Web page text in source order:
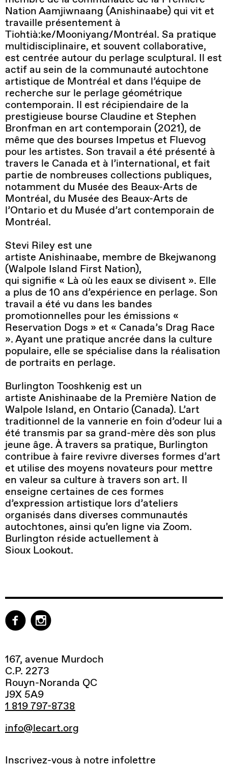
Nation Aamjiwnaang (Anishinaabe) qui vit et
travaille présentement à
Tiohtià:ke/Mooniyang/Montréal. Sa pratique
multidisciplinaire, et souvent collaborative,
est centrée autour du perlage sculptural. Il est
actif au sein de la communauté autochtone
artistique de Montréal et dans l’équipe de
recherche sur le perlage géométrique
contemporain. Il est récipiendaire de la
prestigieuse bourse Claudine et Stephen
Bronfman en art contemporain (2021), de
même que des bourses Impetus et Fluevog
pour les artistes. Son travail a été présenté à
travers le Canada et à l’international, et fait
partie de nombreuses collections publiques,
notamment du Musée des Beaux-Arts de
Montréal, du Musée des Beaux-Arts de
l’Ontario et du Musée d’art contemporain de
Montréal.
Stevi Riley est une
artiste Anishinaabe, membre de Bkejwanong
(Walpole Island First Nation),
qui signifie « Là où les eaux se divisent ». Elle
a plus de 10 ans d’expérience en perlage. Son
travail a été vu dans les bandes
promotionnelles pour les émissions «
Reservation Dogs » et « Canada’s Drag Race
». Ayant une pratique ancrée dans la culture
populaire, elle se spécialise dans la réalisation
de portraits en perlage.
Burlington Tooshkenig est un
artiste Anishinaabe de la Première Nation de
Walpole Island, en Ontario (Canada). L’art
traditionnel de la vannerie en foin d’odeur lui a
été transmis parsa grand-mère dès son plus
jeune âge. À travers sa pratique, Burlington
contribue à faire revivre diverses formes d’art
et utilise des moyens novateurs pour mettre
en valeur sa culture à travers son art. Il
enseigne certaines de ces formes
d’expression artistique lors d’ateliers
organisés dans diverses communautés
autochtones, ainsi qu’en ligne via Zoom.
Burlington réside actuellement à
Sioux Lookout.
167, avenue Murdoch
C.P. 2273
Rouyn-Noranda QC
J9X 5A9
1 819 797-8738
info@lecart.org
Inscrivez-vous à notre infolettre